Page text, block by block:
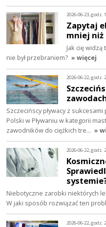
2026-06-23, godz.
Zapytaj
mniej niż
Jak cię
nie był przebraniem? » więcej
2026-06-22, godz.
Szczecińscy pływacy z
Polski w Pływaniu w kategorii
zawodników do ciężkich tre… »
2026-06-22, godz.
Niebotyczne zarobki niektórych
W jaki sposób rozwiązać ten
2026-06-22, godz.